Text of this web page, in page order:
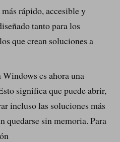
rápido, accesible y
tanto para los
que crean soluciones a
es ahora una
significa que puede abrir,
incluso las soluciones más
quedarse sin memoria. Para